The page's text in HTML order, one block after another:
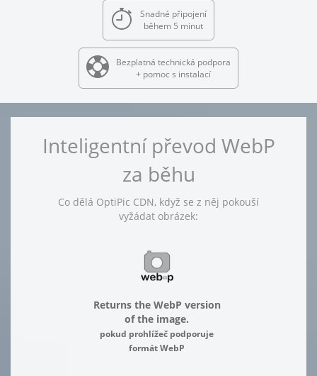
Snadné připojení
během 5 minut
Bezplatná technická podpora
+ pomoc s instalací
Inteligentní převod WebP
za běhu
Co dělá OptiPic CDN, když se z něj pokouší
vyžádat obrázek:
Returns the WebP version
of the image.
pokud prohlížeč podporuje
formát WebP